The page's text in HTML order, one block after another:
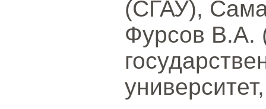
(СГАУ),
Фурсов В.А.